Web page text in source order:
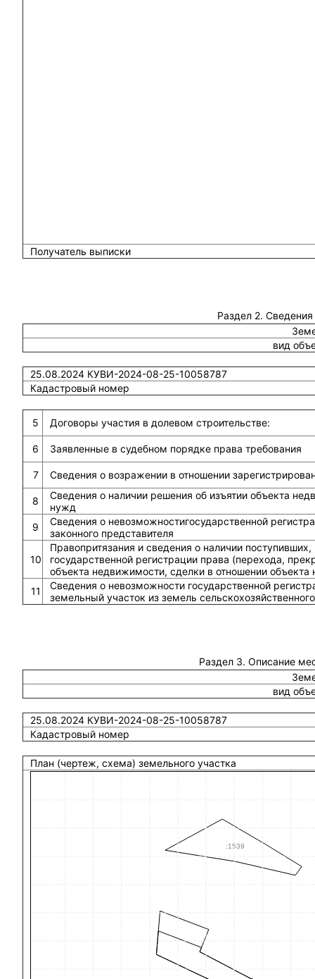
Получатель выписки
Раздел 2.
вид
25.08.2024 КУВИ-2024-08-25-10058787
Кадастровый номер
5 Договоры участия в долевом строительстве:
6 Заявленные в судебном порядке права требования
7 Сведения о возражении в отношении
8
Сведения о наличии решения об изъятии объекта
нужд
9
Сведения о невозможностигосударственной
законного представителя
10
Правопритязания и сведения о наличии
государственной регистрации права (перехода,
объекта недвижимости, сделки в отношении
11
Сведения о невозможности государственной
земельный участок из земель
Раздел 3. Описание
вид
25.08.2024 КУВИ-2024-08-25-10058787
Кадастровый номер
План (чертеж, схема) земельного участка